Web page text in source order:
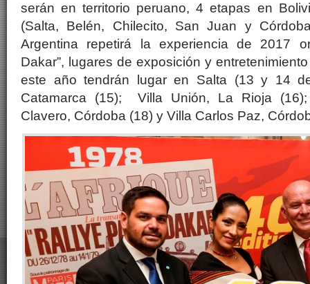
serán en territorio peruano, 4 etapas en
(Salta, Belén, Chilecito, San Juan y
Argentina repetirá la experiencia de 2017
Dakar”, lugares de exposición y
este año tendrán lugar en Salta (13 y 14
Catamarca (15); Villa Unión, La Rioja
Clavero, Córdoba (18) y Villa Carlos Paz,